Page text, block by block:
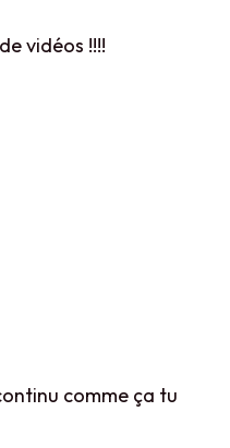
vidéos !!!!
comme ça tu